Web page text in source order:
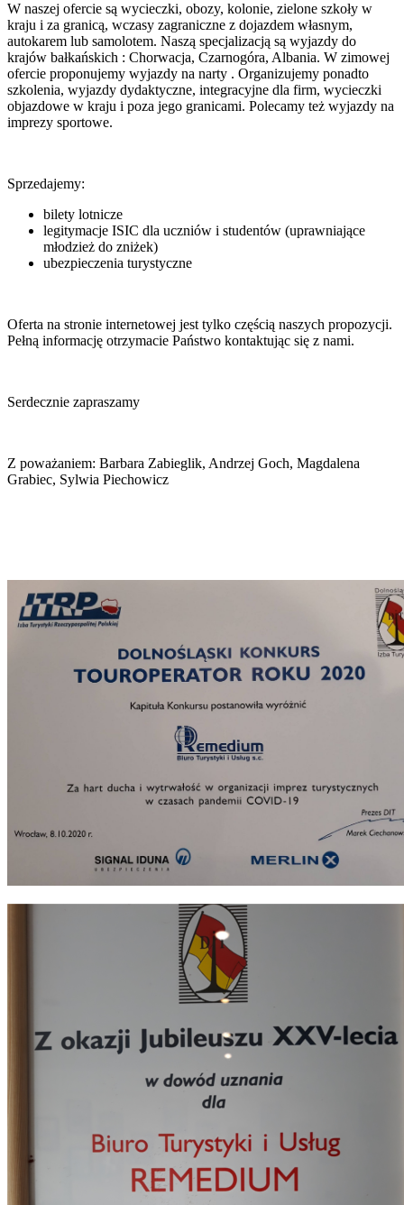
W naszej ofercie są wycieczki, obozy, kolonie, zielone szkoły w
kraju i za granicą, wczasy zagraniczne z dojazdem własnym,
autokarem lub samolotem. Naszą specjalizacją są wyjazdy do
krajów bałkańskich : Chorwacja, Czarnogóra, Albania. W zimowej
ofercie proponujemy wyjazdy na narty . Organizujemy ponadto
szkolenia, wyjazdy dydaktyczne, integracyjne dla firm, wycieczki
objazdowe w kraju i poza jego granicami. Polecamy też wyjazdy na
imprezy sportowe.
Sprzedajemy:
bilety lotnicze
legitymacje ISIC dla uczniów i studentów (uprawniające
młodzież do zniżek)
ubezpieczenia turystyczne
Oferta na stronie internetowej jest tylko częścią naszych propozycji.
Pełną informację otrzymacie Państwo kontaktując się z nami.
Serdecznie zapraszamy
Z poważaniem: Barbara Zabieglik, Andrzej Goch, Magdalena
Grabiec, Sylwia Piechowicz